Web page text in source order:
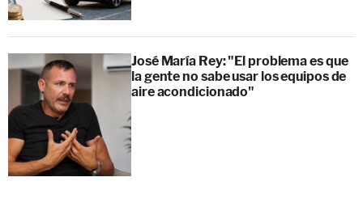
José María Rey: "El problema es que
la gente no sabe usar los equipos de
aire acondicionado"